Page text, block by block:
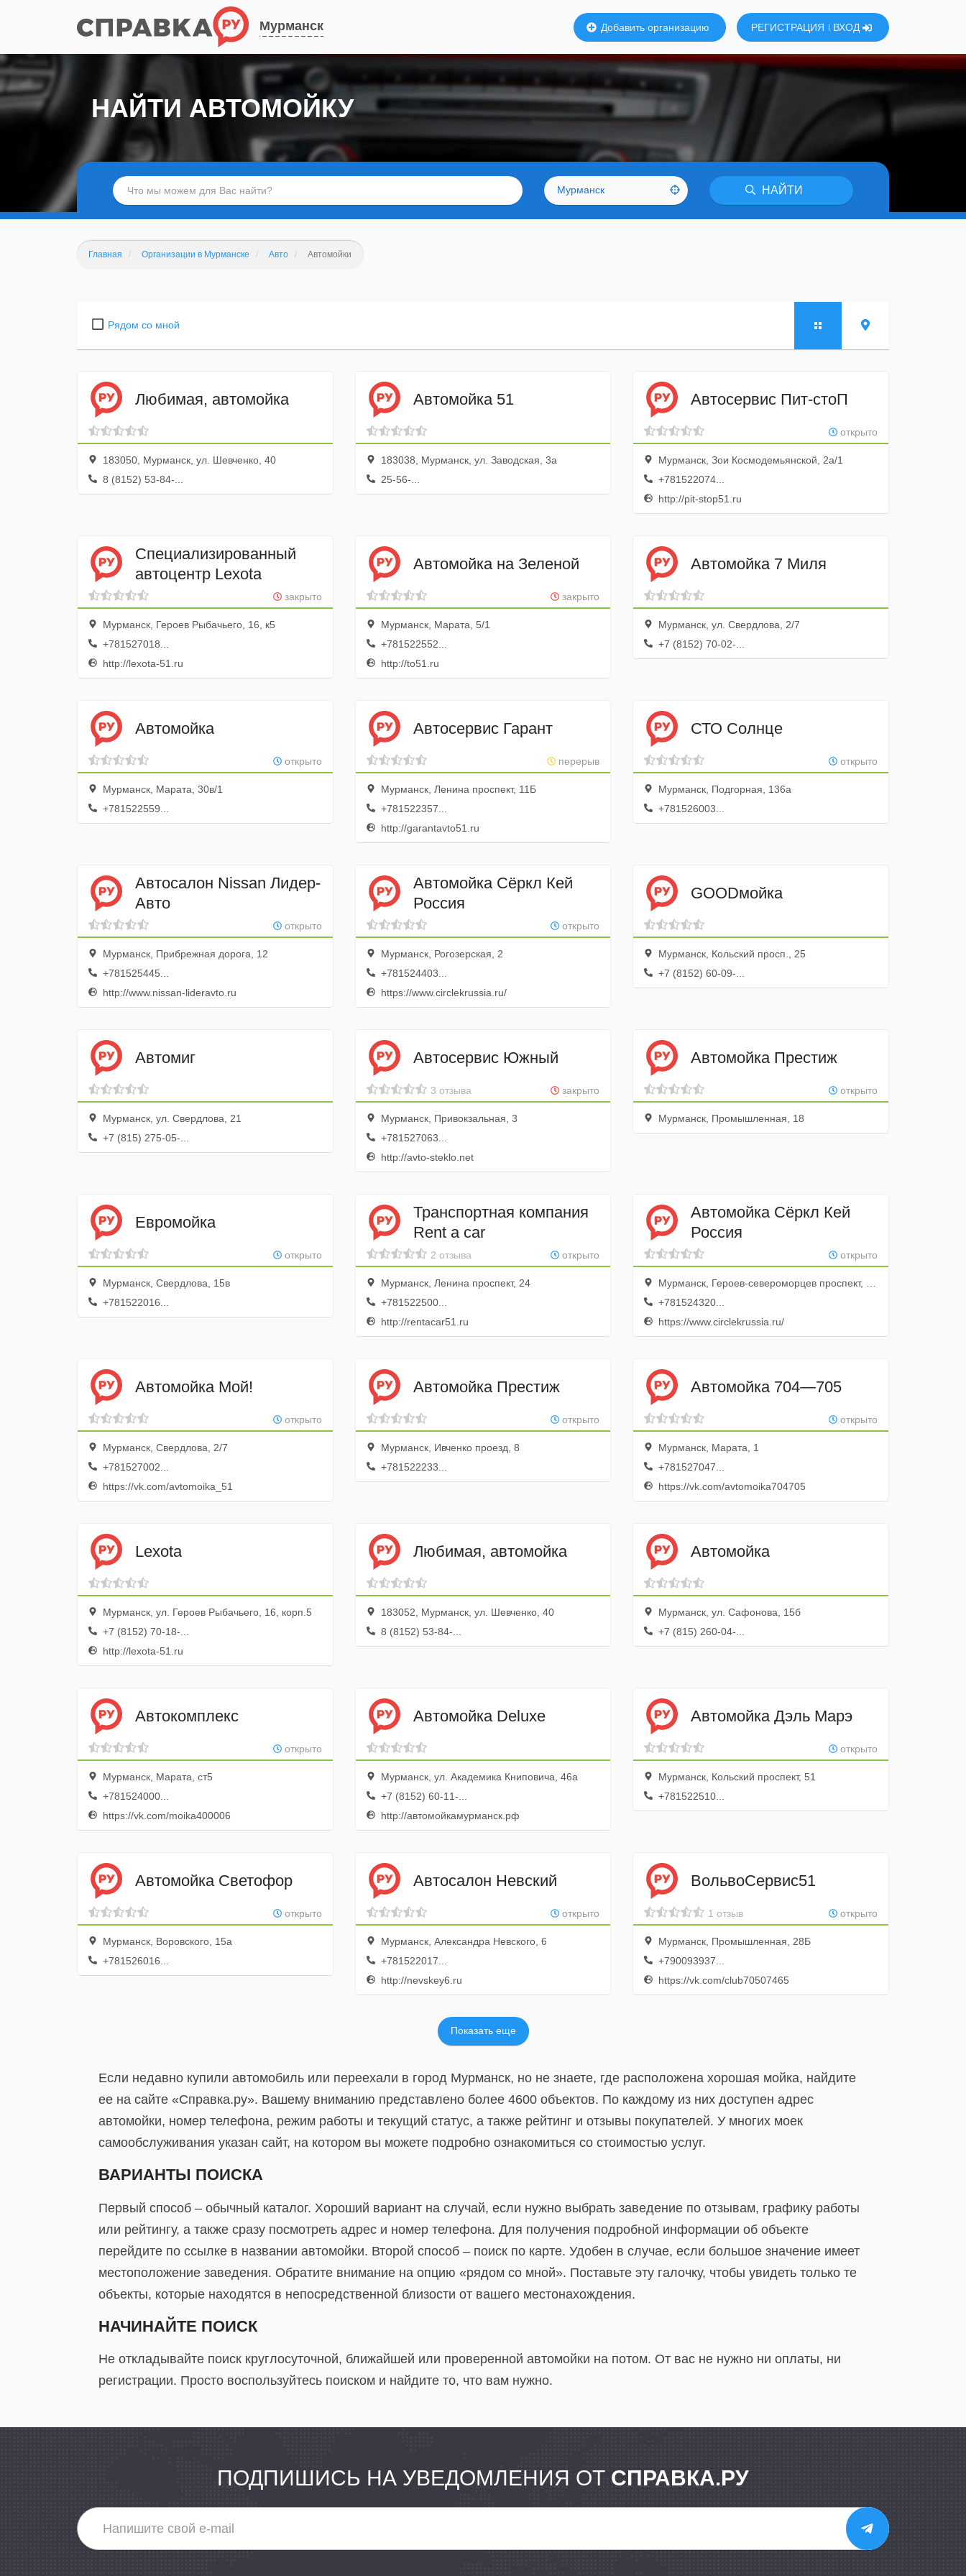
Мурманск Добавить организацию РЕГИСТРАЦИЯ ВХОД
Мурманск НАЙТИ
НАЙТИ АВТОМОЙКУ
Главная Организации в Мурманске Авто Автомойки
Рядом со мной
Любимая, автомойка
183050, Мурманск, ул. Шевченко, 40
8 (8152) 53-84-...
Автомойка 51
183038, Мурманск, ул. Заводская, 3а
25-56-...
Автосервис Пит-стоП
открыто
Мурманск, Зои Космодемьянской, 2а/1
+781522074...
http://pit-stop51.ru
Специализированный
автоцентр Lexota
закрыто
Мурманск, Героев Рыбачьего, 16, к5
+781527018...
http://lexota-51.ru
Автомойка на Зеленой
закрыто
Мурманск, Марата, 5/1
+781522552...
http://to51.ru
Автомойка 7 Миля
Мурманск, ул. Свердлова, 2/7
+7 (8152) 70-02-...
Автомойка
открыто
Мурманск, Марата, 30в/1
+781522559...
Автосервис Гарант
перерыв
Мурманск, Ленина проспект, 11Б
+781522357...
http://garantavto51.ru
СТО Солнце
открыто
Мурманск, Подгорная, 136а
+781526003...
Автосалон Nissan Лидер-
Авто
открыто
Мурманск, Прибрежная дорога, 12
+781525445...
http://www.nissan-lideravto.ru
Автомойка Сёркл Кей
Россия
открыто
Мурманск, Рогозерская, 2
+781524403...
https://www.circlekrussia.ru/
GOODмойка
Мурманск, Кольский просп., 25
+7 (8152) 60-09-...
Автомиг
Мурманск, ул. Свердлова, 21
+7 (815) 275-05-...
Автосервис Южный
закрыто
3 отзыва
Мурманск, Привокзальная, 3
+781527063...
http://avto-steklo.net
Автомойка Престиж
открыто
Мурманск, Промышленная, 18
Евромойка
открыто
Мурманск, Свердлова, 15в
+781522016...
Транспортная компания
Rent a car
открыто
2 отзыва
Мурманск, Ленина проспект, 24
+781522500...
http://rentacar51.ru
Автомойка Сёркл Кей
Россия
открыто
Мурманск, Героев-североморцев проспект, 40
+781524320...
https://www.circlekrussia.ru/
Автомойка Мой!
открыто
Мурманск, Свердлова, 2/7
+781527002...
https://vk.com/avtomoika_51
Автомойка Престиж
открыто
Мурманск, Ивченко проезд, 8
+781522233...
Автомойка 704—705
открыто
Мурманск, Марата, 1
+781527047...
https://vk.com/avtomoika704705
Lexota
Мурманск, ул. Героев Рыбачьего, 16, корп.5
+7 (8152) 70-18-...
http://lexota-51.ru
Любимая, автомойка
183052, Мурманск, ул. Шевченко, 40
8 (8152) 53-84-...
Автомойка
Мурманск, ул. Сафонова, 15б
+7 (815) 260-04-...
Автокомплекс
открыто
Мурманск, Марата, ст5
+781524000...
https://vk.com/moika400006
Автомойка Deluxe
Мурманск, ул. Академика Книповича, 46а
+7 (8152) 60-11-...
http://автомойкамурманск.рф
Автомойка Дэль Марэ
открыто
Мурманск, Кольский проспект, 51
+781522510...
Автомойка Светофор
открыто
Мурманск, Воровского, 15а
+781526016...
Автосалон Невский
открыто
Мурманск, Александра Невского, 6
+781522017...
http://nevskey6.ru
ВольвоCервис51
открыто
1 отзыв
Мурманск, Промышленная, 28Б
+790093937...
https://vk.com/club70507465
Показать еще
Если недавно купили автомобиль или переехали в город Мурманск, но не знаете, где расположена хорошая мойка, найдите
ее на сайте «Справка.ру». Вашему вниманию представлено более 4600 объектов. По каждому из них доступен адрес
автомойки, номер телефона, режим работы и текущий статус, а также рейтинг и отзывы покупателей. У многих моек
самообслуживания указан сайт, на котором вы можете подробно ознакомиться со стоимостью услуг.
ВАРИАНТЫ ПОИСКА
Первый способ – обычный каталог. Хороший вариант на случай, если нужно выбрать заведение по отзывам, графику работы
или рейтингу, а также сразу посмотреть адрес и номер телефона. Для получения подробной информации об объекте
перейдите по ссылке в названии автомойки. Второй способ – поиск по карте. Удобен в случае, если большое значение имеет
местоположение заведения. Обратите внимание на опцию «рядом со мной». Поставьте эту галочку, чтобы увидеть только те
объекты, которые находятся в непосредственной близости от вашего местонахождения.
НАЧИНАЙТЕ ПОИСК
Не откладывайте поиск круглосуточной, ближайшей или проверенной автомойки на потом. От вас не нужно ни оплаты, ни
регистрации. Просто воспользуйтесь поиском и найдите то, что вам нужно.
ПОДПИШИСЬ НА УВЕДОМЛЕНИЯ ОТ СПРАВКА.РУ